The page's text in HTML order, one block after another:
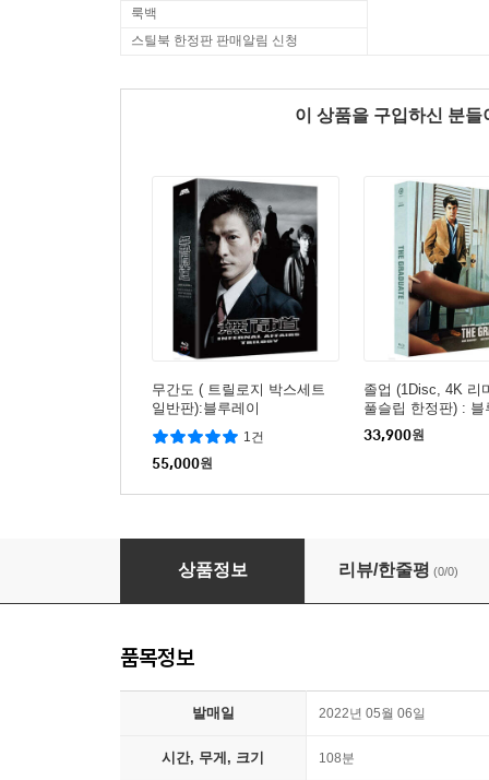
룩백
스틸북 한정판 판매알림 신청
이 상품을 구입하신 분
무간도 ( 트릴로지 박스세트
일반판):블루레이
1건
55,000원
졸업 (1Disc, 4K 리
풀슬립 한정판) : 블
33,900원
용형호제 (1Disc, 2K 리마스터링 풀슬립) : 블루
상품정보 리뷰/한줄평 (0/0)
품목정보
발매일 2022년 05월 06일
시간, 무게, 크기 108분